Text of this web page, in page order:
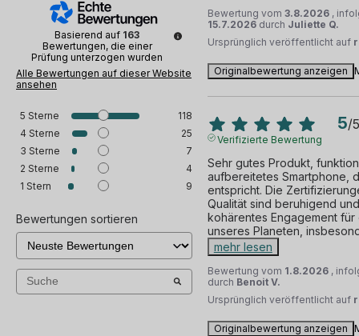
Basierend auf 163
Bewertungen, die einer
Prüfung unterzogen wurden
Alle Bewertungen auf dieser Website
ansehen
5 Sterne
118
4 Sterne
25
3 Sterne
7
2 Sterne
4
1 Stern 9
Bewertungen sortieren
Bewertung vom 3.8.2026 ,
15.7.2026 durch Juliette Q.
Ursprünglich veröffentlicht auf
Originalbewertung anzeigen
5/5
Verifizierte Bewertung
Sehr gutes Produkt,
aufbereitetes Smartphone,
entspricht. Die
Qualität sind beruhigend
kohärentes Engagement
unseres Planeten,
mehr lesen
Bewertung vom 1.8.2026 ,
durch Benoit V.
Ursprünglich veröffentlicht auf
Originalbewertung anzeigen